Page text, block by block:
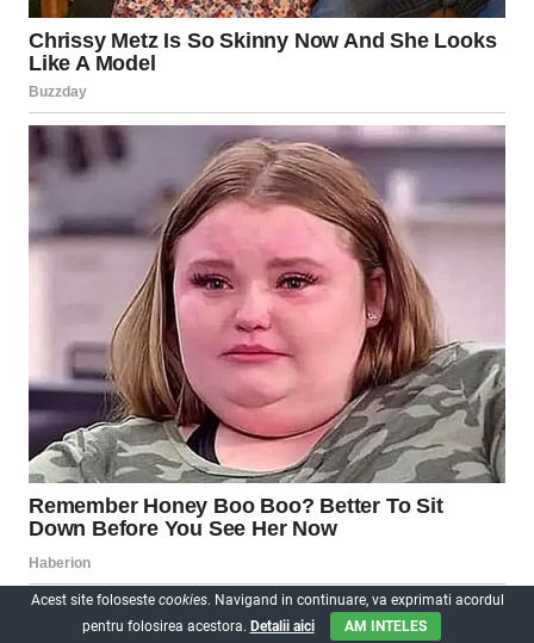
Acest site foloseste cookies. Navigand in continuare, va exprimati acordul
pentru folosirea acestora. Detalii aici AM INTELES